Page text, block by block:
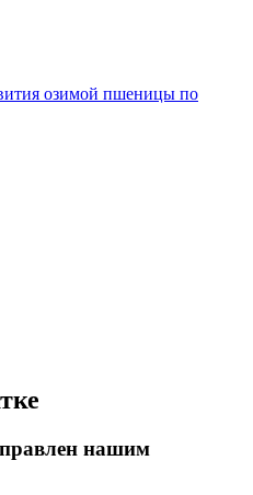
озимой пшеницы по
нашим